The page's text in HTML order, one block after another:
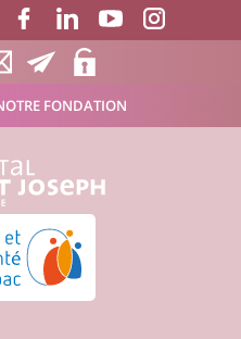
FONDATION
Hôpital Saint Joseph - Marseille
Hôpital et lieu de santé sans tabac